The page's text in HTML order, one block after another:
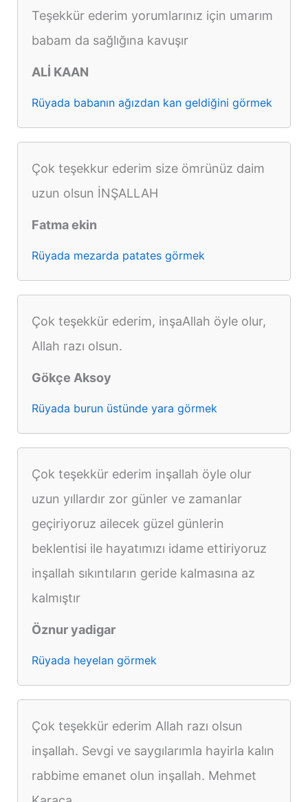
Teşekkür ederim yorumlarınız için umarım
babam da sağlığına kavuşır
ALİ KAAN
Rüyada babanın ağızdan kan geldiğini görmek
Çok teşekkur ederim size ömrünüz daim
uzun olsun İNŞALLAH
Fatma ekin
Rüyada mezarda patates görmek
Çok teşekkür ederim, inşaAllah öyle olur,
Allah razı olsun.
Gökçe Aksoy
Rüyada burun üstünde yara görmek
Çok teşekkür ederim inşallah öyle olur
uzun yıllardır zor günler ve zamanlar
geçiriyoruz ailecek güzel günlerin
beklentisi ile hayatımızı idame ettiriyoruz
inşallah sıkıntıların geride kalmasına az
kalmıştır
Öznur yadigar
Rüyada heyelan görmek
Çok teşekkür ederim Allah razı olsun
inşallah. Sevgi ve saygılarımla hayirla kalın
rabbime emanet olun inşallah. Mehmet